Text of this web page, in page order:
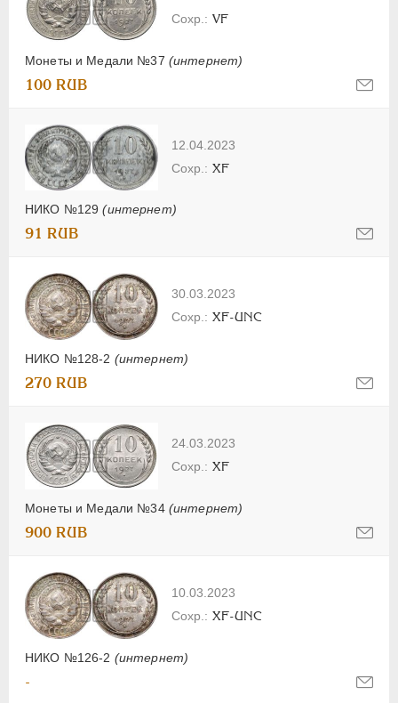
Монеты и Медали №37 (интернет)
VF
100 RUB
12.04.2023
НИКО №129(интернет)
XF
91 RUB
30.03.2023
НИКО №128-2 (интернет)
XF-UNC
270 RUB
24.03.2023
Монеты и Медали №34 (интернет)
XF
900 RUB
10.03.2023
НИКО №126-2 (интернет)
XF-UNC
-